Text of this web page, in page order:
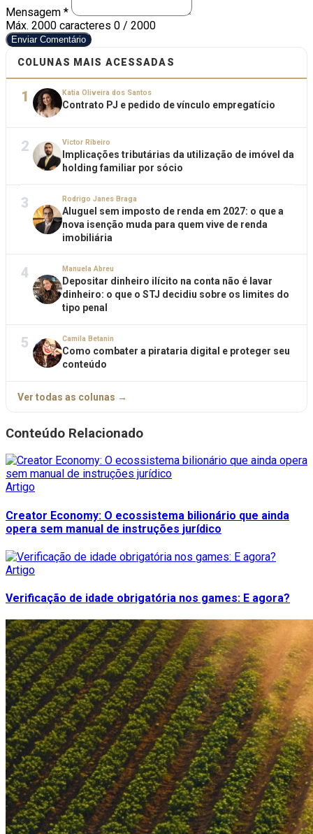
Mensagem *
Máx. 2000 caracteres 0 / 2000
Enviar Comentário
COLUNAS MAIS ACESSADAS
1 Katia Oliveira dos Santos
Contrato PJ e pedido de vínculo empregatício
2 Victor Ribeiro
Implicações tributárias da utilização de imóvel da
holding familiar por sócio
3 Rodrigo Janes Braga
Aluguel sem imposto de renda em 2027: o que a
nova isenção muda para quem vive de renda
imobiliária
4 Manuela Abreu
Depositar dinheiro ilícito na conta não é lavar
dinheiro: o que o STJ decidiu sobre os limites do
tipo penal
5 Camila Betanin
Como combater a pirataria digital e proteger seu
conteúdo
Ver todas as colunas →
Conteúdo Relacionado
Artigo
Creator Economy: O ecossistema bilionário que ainda
opera sem manual de instruções jurídico
Artigo
Verificação de idade obrigatória nos games: E agora?